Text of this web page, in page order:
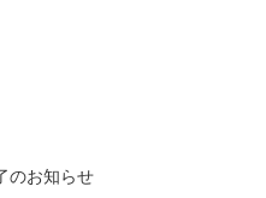
のお知らせ